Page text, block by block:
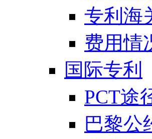
专利海
费用情
国际专利
PCT途
巴黎公